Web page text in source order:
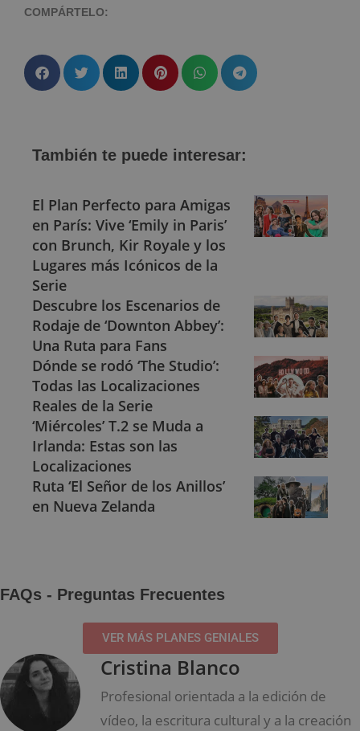
COMPÁRTELO:
También te puede interesar:
El Plan Perfecto para Amigas
en París: Vive ‘Emily in Paris’
con Brunch, Kir Royale y los
Lugares más Icónicos de la
Serie
Descubre los Escenarios de
Rodaje de ‘Downton Abbey’:
Una Ruta para Fans
Dónde se rodó ‘The Studio’:
Todas las Localizaciones
Reales de la Serie
‘Miércoles’ T.2 se Muda a
Irlanda: Estas son las
Localizaciones
Ruta ‘El Señor de los Anillos’
en Nueva Zelanda
FAQs - Preguntas Frecuentes
VER MÁS PLANES GENIALES
Cristina Blanco
Profesional orientada a la edición de
vídeo, la escritura cultural y a la creación